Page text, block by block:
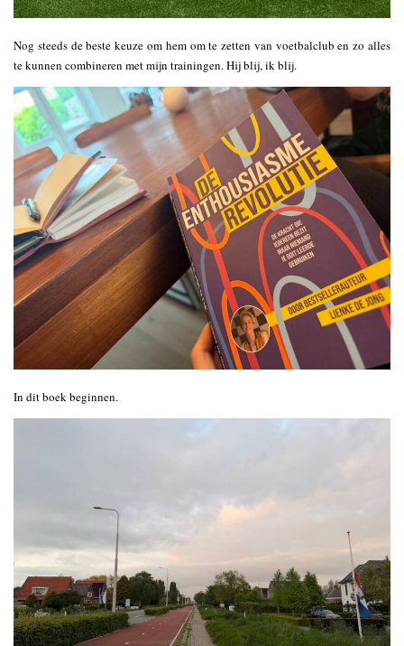
Nog steeds de beste keuze om hem om te zetten van voetbalclub en zo alles
te kunnen combineren met mijn trainingen. Hij blij, ik blij.
In dit boek beginnen.